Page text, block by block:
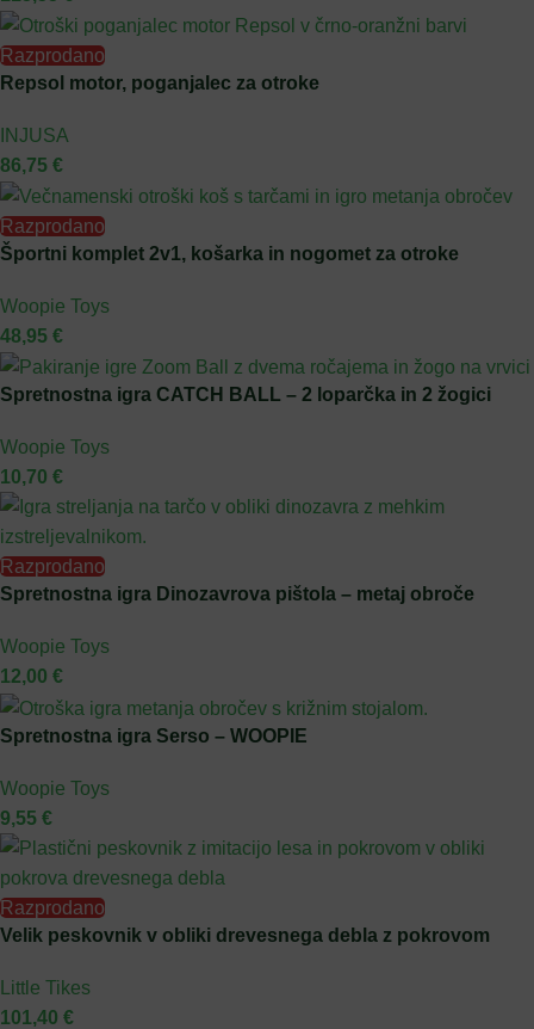
Razprodano
Repsol motor, poganjalec za otroke
INJUSA
86,75 €
Razprodano
Športni komplet 2v1, košarka in nogomet za otroke
Woopie Toys
48,95 €
Spretnostna igra CATCH BALL – 2 loparčka in 2 žogici
Woopie Toys
10,70 €
Razprodano
Spretnostna igra Dinozavrova pištola – metaj obroče
Woopie Toys
12,00 €
Spretnostna igra Serso – WOOPIE
Woopie Toys
9,55 €
Razprodano
Velik peskovnik v obliki drevesnega debla z pokrovom
Little Tikes
101,40 €